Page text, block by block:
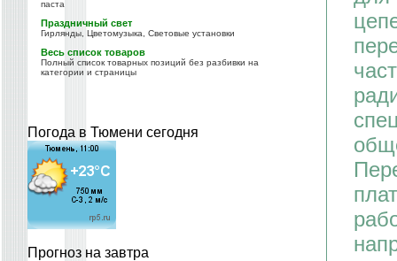
паста
Праздничный свет
Гирлянды, Цветомузыка, Световые установки
Весь список товаров
Полный список товарных позиций без разбивки на
категории и страницы
Погода в Тюмени сегодня
Прогноз на завтра